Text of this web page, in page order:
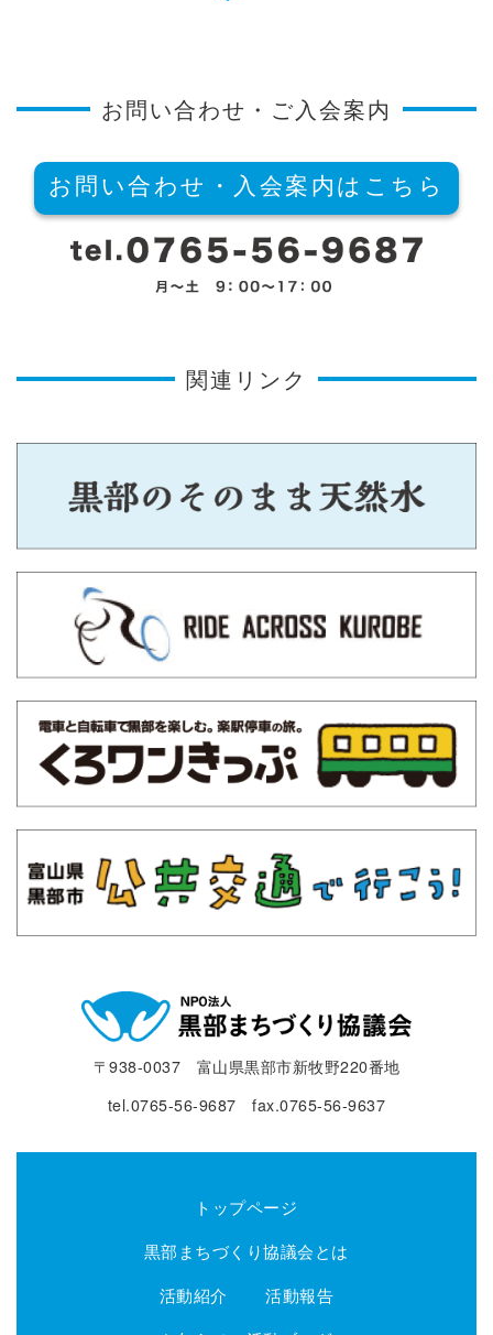
お問い合わせ・ご入会案内
お問い合わせ・入会案内はこちら
関連リンク
〒938-0037 富山県黒部市新牧野220番地
tel.0765-56-9687 fax.0765-56-9637
トップページ
黒部まちづくり協議会とは
活動紹介
活動報告